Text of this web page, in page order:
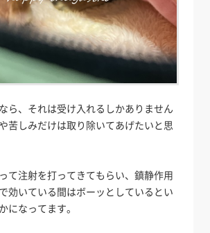
ら、それは受け入れるしかありません
苦しみだけは取り除いてあげたいと思
て注射を打ってきてもらい、鎮静作用
効いている間はボーッとしているとい
になってます。